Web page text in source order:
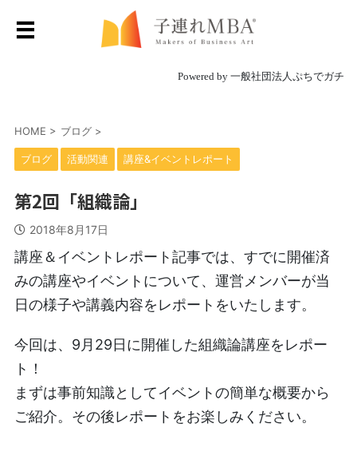
Powered by 一般社団法人ぷちでガチ
HOME > ブログ >
ブログ 活動関連 講座&イベントレポート
第2回「組織論」
2018年8月17日
講座＆イベントレポート記事では、すでに開催済
みの講座やイベントについて、運営メンバーが当
日の様子や講義内容をレポートをいたします。
今回は、9月29日に開催した組織論講座をレポー
ト！
まずは事前知識としてイベントの簡単な概要から
ご紹介。その後レポートをお楽しみください。